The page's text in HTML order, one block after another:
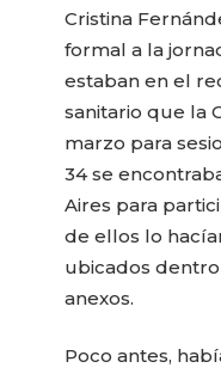
Cristina
formal a la
estaban en el
sanitario que la
marzo para
34 se
Aires para
de ellos lo
ubicados
anexos.
Poco antes,